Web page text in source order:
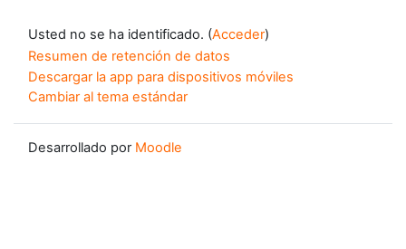
Usted no se ha identificado. (Acceder)
Resumen de retención de datos
Descargar la app para dispositivos móviles
Cambiar al tema estándar
Desarrollado por Moodle